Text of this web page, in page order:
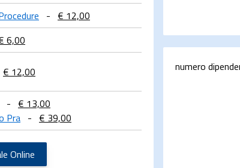
- € 12,00
6,00
€ 12,00
- € 13,00
Pra - € 39,00
Online
numero